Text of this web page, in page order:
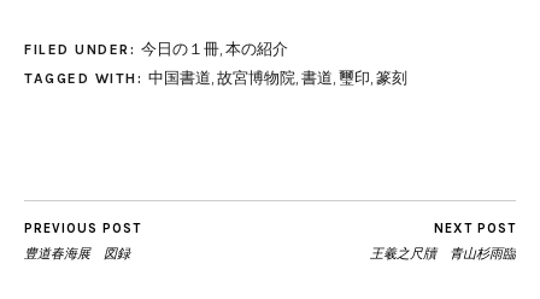
FILED UNDER: 今日の１冊, 本の紹介
TAGGED WITH: 中国書道, 故宮博物院, 書道, 璽印, 篆刻
PREVIOUS POST
豊道春海展 図録
NEXT POST
王羲之尺牘 青山杉雨臨